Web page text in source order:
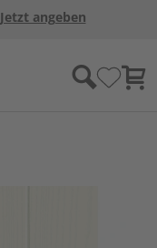
Jetzt angeben